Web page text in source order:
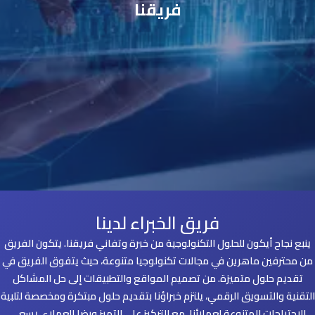
فريقنا
فريق الخبراء لدينا
نجاح أيكون للحلول التكنولوجية من خبرة وتفاني فريقنا. يتكون الفريق
محترفين ماهرين في مجالات تكنولوجيا متنوعة، حيث يتفوق الفريق في
تقديم حلول متميزة. من تصميم المواقع والتطبيقات إلى حل المشاكل
والتسويق الرقمي، يلتزم خبراؤنا بتقديم حلول مبتكرة ومخصصة لتلبية